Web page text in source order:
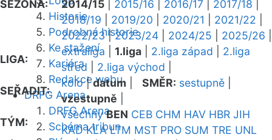
Historie
Podrobná historie
Ke stažení
Kariéra
Redakce webu
DRFG Arena
DRFG Arena
Schéma tribun
SEZONA:
2014/15
2015/16 2016/17 2017/18
2018/19
2019/20 2020/21 2021/22
2022/23|2023/24 2024/25 2025/26
LIGA:
extraliga 1.liga 2.liga západ
2.liga
střed
2.liga východ
SEŘADIT:
kolo|datum SMĚR: sestupně
vzestupně
TÝM:
všechny BEN CEB CHM HAV HBR JIH
KAD KLA LTM MST PRO SUM TRE UNL